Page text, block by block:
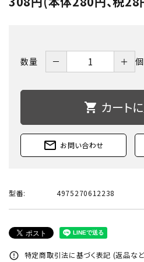
数量 － ＋ 個
shopping_cart カート
mail_outline お問い合わせ
型番: 4975270612238
error_outline 特定商取引法に基づく表記 (返品な